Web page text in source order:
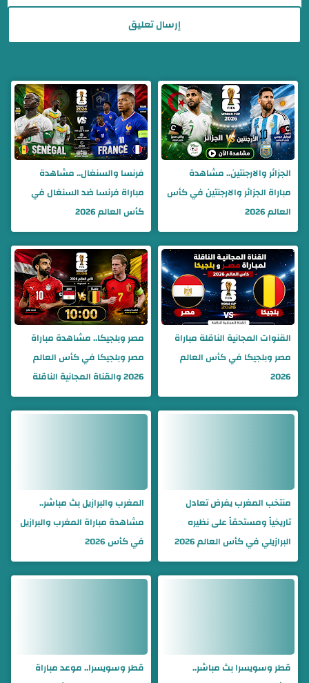
إرسال تعليق
الجزائر والارجنتين.. مشاهدة
مباراة الجزائر والارجنتين في كأس
العالم 2026
فرنسا والسنغال.. مشاهدة
مباراة فرنسا ضد السنغال في
كأس العالم 2026
القنوات المجانية الناقلة مباراة
مصر وبلجيكا في كأس العالم
2026
مصر وبلجيكا.. مشاهدة مباراة
مصر وبلجيكا في كأس العالم
2026 والقناة المجانية الناقلة
منتخب المغرب يفرض تعادل
تاريخياً ومستحقاً على نظيره
البرازيلي في كأس العالم 2026
المغرب والبرازيل بث مباشر..
مشاهدة مباراة المغرب والبرازيل
في كأس 2026
قطر وسويسرا بث مباشر..
قطر وسويسرا.. موعد مباراة